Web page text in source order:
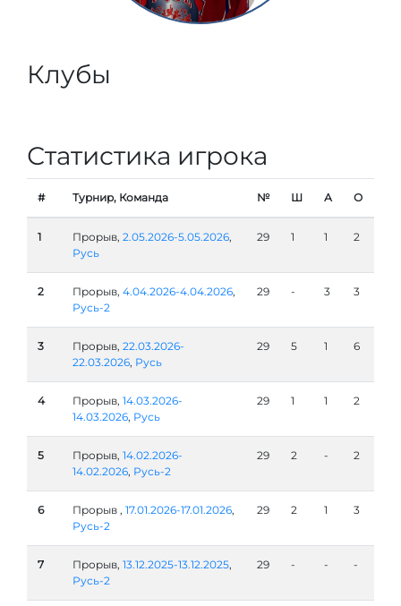
Клубы
Статистика игрока
# Турнир, Команда № Ш А О
1 Прорыв, 2.05.2026-5.05.2026,
Русь
29 1 1 2
2 Прорыв, 4.04.2026-4.04.2026,
Русь-2
29 - 3 3
3 Прорыв, 22.03.2026-
22.03.2026, Русь
29 5 1 6
4 Прорыв, 14.03.2026-
14.03.2026, Русь
29 1 1 2
5 Прорыв, 14.02.2026-
14.02.2026, Русь-2
29 2 - 2
6 Прорыв , 17.01.2026-17.01.2026,
Русь-2
29 2 1 3
7 Прорыв, 13.12.2025-13.12.2025,
Русь-2
29 - - -